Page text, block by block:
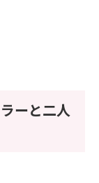
ーと二人